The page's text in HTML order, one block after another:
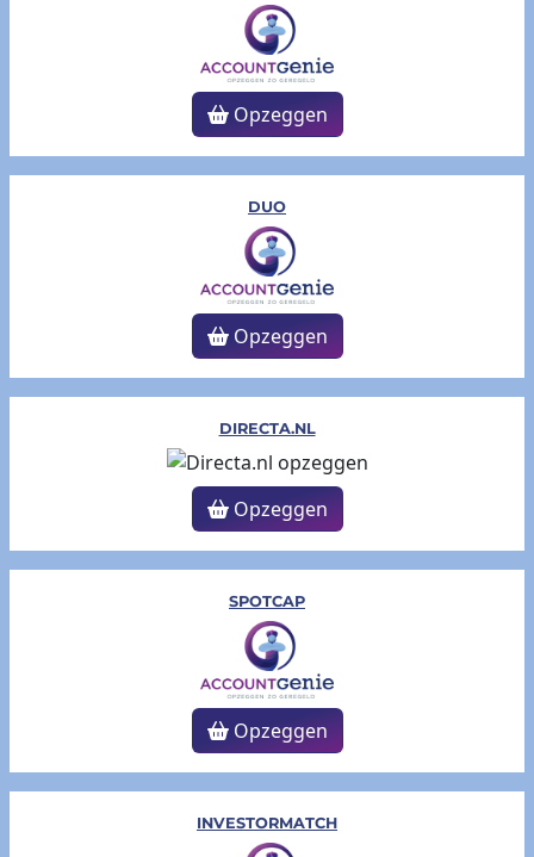
Opzeggen
DUO
Opzeggen
DIRECTA.NL
Opzeggen
SPOTCAP
Opzeggen
INVESTORMATCH